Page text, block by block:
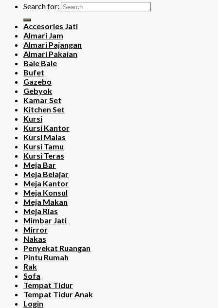
Search for:
Accesories Jati
Almari Jam
Almari Pajangan
Almari Pakaian
Bale Bale
Bufet
Gazebo
Gebyok
Kamar Set
Kitchen Set
Kursi
Kursi Kantor
Kursi Malas
Kursi Tamu
Kursi Teras
Meja Bar
Meja Belajar
Meja Kantor
Meja Konsul
Meja Makan
Meja Rias
Mimbar Jati
Mirror
Nakas
Penyekat Ruangan
Pintu Rumah
Rak
Sofa
Tempat Tidur
Tempat Tidur Anak
Login